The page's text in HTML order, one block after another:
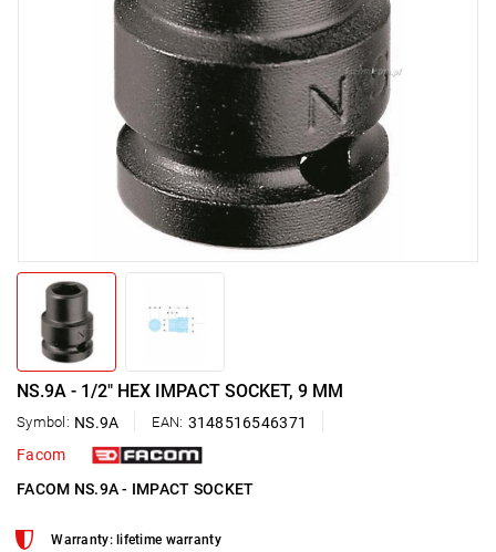
NS.9A - 1/2" HEX IMPACT SOCKET, 9 MM
Symbol: NS.9A EAN: 3148516546371
Facom
FACOM NS.9A - IMPACT SOCKET
Warranty: lifetime warranty